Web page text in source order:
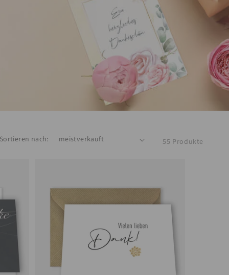
Sortieren nach: 55 Produkte